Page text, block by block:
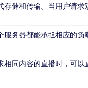
储和传输。当用户请求
务器都能承担相应的负
同内容的直播时，可以